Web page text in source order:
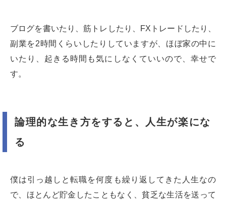
ブログを書いたり、筋トレしたり、FXトレードしたり、
副業を2時間くらいしたりしていますが、ほぼ家の中に
いたり、起きる時間も気にしなくていいので、幸せで
す。
論理的な生き方をすると、人生が楽にな
る
僕は引っ越しと転職を何度も繰り返してきた人生なの
で、ほとんど貯金したこともなく、貧乏な生活を送って